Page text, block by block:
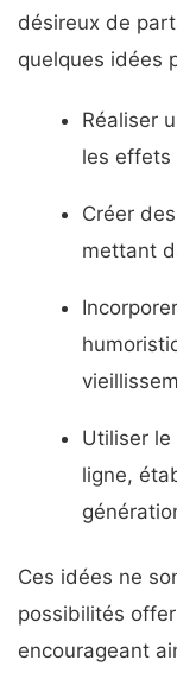
désireux de
quelques idées
Réaliser
les effets
Créer
mettant
Utiliser
ligne,
Ces idées ne
possibilités
encourageant